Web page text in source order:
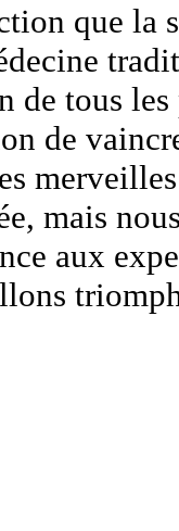
que
de tous
de
mais
aux